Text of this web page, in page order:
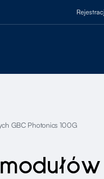
GBC Photonics 100G